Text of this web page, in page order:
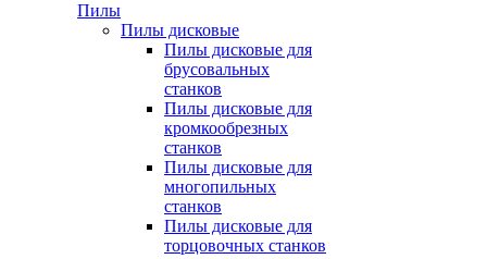
Пилы
Пилы дисковые
Пилы дисковые для
брусовальных
станков
Пилы дисковые для
кромкообрезных
станков
Пилы дисковые для
многопильных
станков
Пилы дисковые для
торцовочных станков